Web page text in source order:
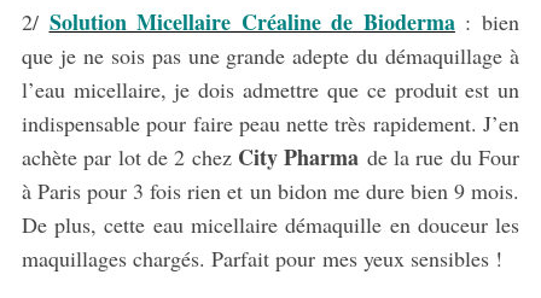
2/ Solution Micellaire Créaline de Bioderma: bien
que je ne sois pas une grande adepte du démaquillage à
l’eau micellaire, je dois admettre que ce produit est un
indispensable pour faire peau nette très rapidement. J’en
achète par lot de 2 chez City Pharma de la rue du Four
à Paris pour 3 fois rien et un bidon me dure bien 9 mois.
De plus, cette eau micellaire démaquille en douceur les
maquillages chargés. Parfait pour mes yeux sensibles !